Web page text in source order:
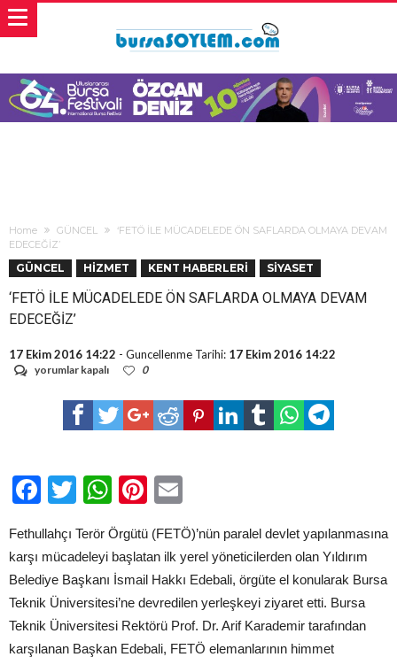
Home GÜNCEL
‘FETÖ İLE MÜCADELEDE ÖN SAFLARDA OLMAYA DEVAM
EDECEĞİZ’
GÜNCEL HİZMET KENT HABERLERİ SİYASET
‘FETÖ İLE MÜCADELEDE ÖN SAFLARDA OLMAYA DEVAM
EDECEĞİZ’
17 Ekim 2016 14:22 - Guncellenme Tarihi: 17 Ekim 2016 14:22
‘FETÖ
MÜCADELEDE
SAFLARDA
için
yorumlar kapalı 0
Facebook
TwitterWhatsApp
Pinterest
Fethullahçı Terör Örgütü (FETÖ)’nün paralel devlet yapılanmasına
karşı mücadeleyi başlatan ilk yerel yöneticilerden olan Yıldırım
Belediye Başkanı İsmail Hakkı Edebali, örgüte el konularak Bursa
Teknik Üniversitesi’ne devredilen yerleşkeyi ziyaret etti. Bursa
Teknik Üniversitesi Rektörü Prof. Dr. Arif Karademir tarafından
karşılanan Başkan Edebali, FETÖ elemanlarının himmet